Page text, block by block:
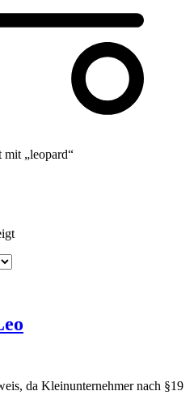
mit „leopard“
da Kleinunternehmer nach §19